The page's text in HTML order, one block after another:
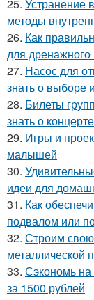
25. Устранение
методы
26. Как
для дренажного
27. Насос для
знать о выборе
28. Билеты
знать о концерте
29. Игры и
малышей
30.
идеи для
31. Как
подвалом или
32. Строим
металлической
33. Сэкономь на
за 1500 рублей